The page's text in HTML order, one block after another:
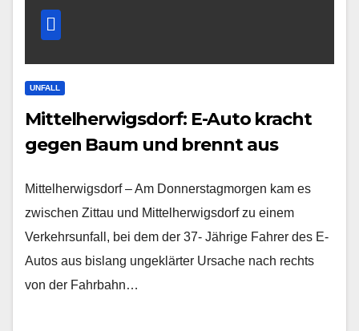
UNFALL
Mittelherwigsdorf: E-Auto kracht
gegen Baum und brennt aus
Mittelherwigsdorf – Am Donnerstagmorgen kam es
zwischen Zittau und Mittelherwigsdorf zu einem
Verkehrsunfall, bei dem der 37- Jährige Fahrer des E-
Autos aus bislang ungeklärter Ursache nach rechts
von der Fahrbahn…